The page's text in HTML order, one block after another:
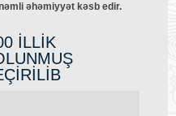
əhəmiyyət kəsb edir.
İLLİK